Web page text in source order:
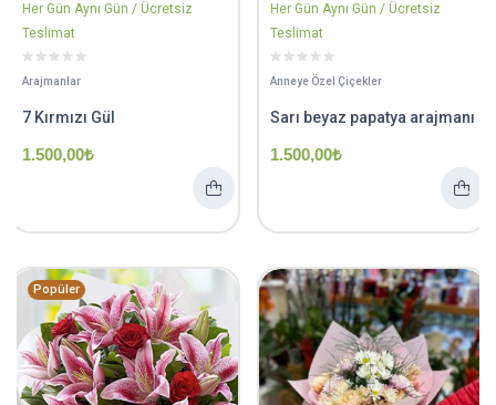
Her Gün Aynı Gün / Ücretsiz
Teslimat
Arajmanlar
7 Kırmızı Gül
1.500,00₺
Her Gün Aynı Gün / Ücretsiz
Teslimat
Anneye Özel Çiçekler
Sarı beyaz papatya arajmanı
1.500,00₺
Popüler